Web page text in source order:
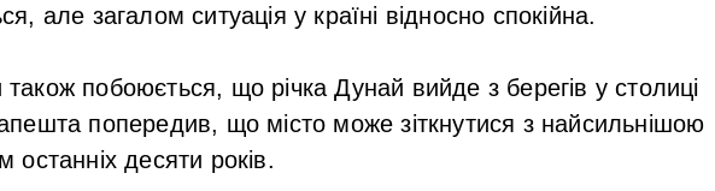
але загалом ситуація у країні відносно спокійна.
побоюється, що річка Дунай вийде з берегів у столиці
попередив, що місто може зіткнутися з найсильнішою
останніх десяти років.